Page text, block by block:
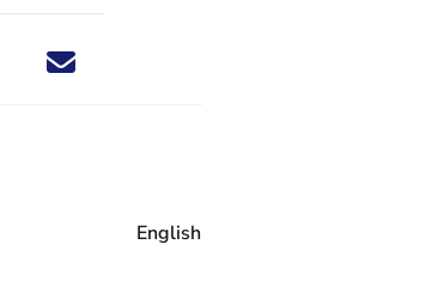
Deel dit nieuwsbericht via X - U verlaat
Deel dit nieuwsbericht via Facebook - U
Deel dit nieuwsbericht via e-mail
Deel dit nieuwsbericht via LinkedIn - U
English